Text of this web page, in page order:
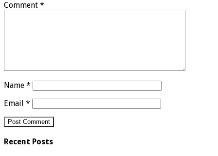
Comment *
Name *
Email *
Recent Posts